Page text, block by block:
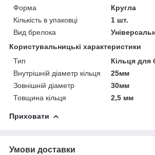
Форма
Кругла
Кількість в упаковці
1 шт.
Вид брелока
Користувальницькі характеристики
Тип
Кільця для
Внутрішній діаметр кільця
25мм
Зовнішній діаметр
30мм
Товщина кільця
2,5 мм
Приховати
Умови доставки